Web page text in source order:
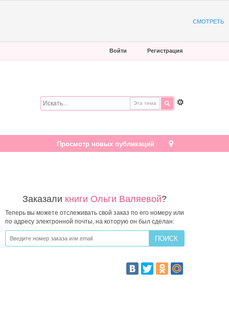
СМОТРЕТЬ
Войти Регистрация
Эта тема
Просмотр новых публикаций
Заказали книги Ольги Валяевой?
Теперь вы можете отслеживать свой заказ по его номеру или
по адресу электронной почты, на которую он был сделан: